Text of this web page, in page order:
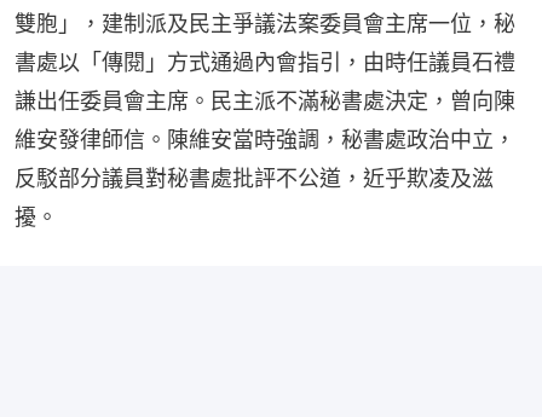
雙胞」，建制派及民主爭議法案委員會主席一位，秘
書處以「傳閱」方式通過內會指引，由時任議員石禮
謙出任委員會主席。民主派不滿秘書處決定，曾向陳
維安發律師信。陳維安當時強調，秘書處政治中立，
反駁部分議員對秘書處批評不公道，近乎欺凌及滋
擾。